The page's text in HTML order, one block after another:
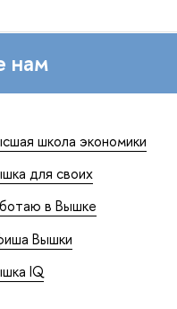
нам
школа экономики
для своих
в Вышке
Вышки
IQ